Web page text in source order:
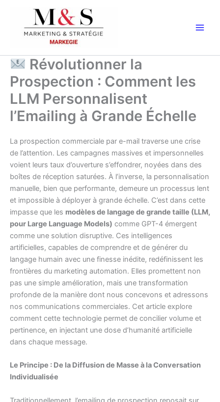
contenu
Révolutionner la
Prospection : Comment les
LLM Personnalisent
l’Emailing à Grande Échelle
La prospection commerciale par e-mail traverse une crise
de l’attention. Les campagnes massives et impersonnelles
voient leurs taux d’ouverture s’effondrer, noyées dans des
boîtes de réception saturées. À l’inverse, la personnalisation
manuelle, bien que performante, demeure un processus lent
et impossible à déployer à grande échelle. C’est dans cette
impasse que les modèles de langage de grande taille (LLM,
pour Large Language Models) comme GPT-4 émergent
comme une solution disruptive. Ces intelligences
artificielles, capables de comprendre et de générer du
langage humain avec une finesse inédite, redéfinissent les
frontières du marketing automation. Elles promettent non
pas une simple amélioration, mais une transformation
profonde de la manière dont nous concevons et adressons
nos communications commerciales. Cet article explore
comment cette technologie permet de concilier volume et
pertinence, en injectant une dose d’humanité artificielle
dans chaque message.
Le Principe : De la Diffusion de Masse à la Conversation
Individualisée